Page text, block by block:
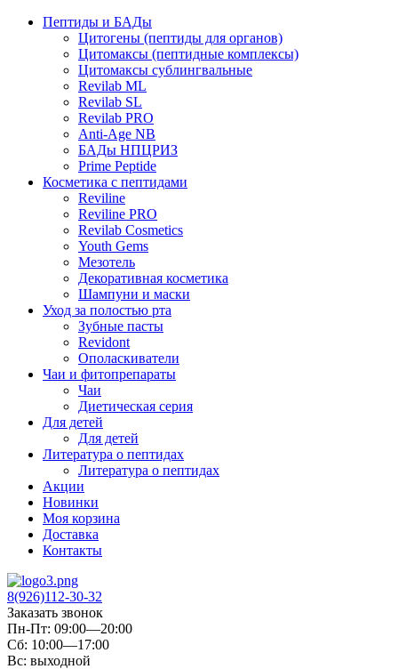
Пептиды и БАДы
Цитогены (пептиды для органов)
Цитомаксы (пептидные комплексы)
Цитомаксы сублингвальные
Revilab ML
Revilab SL
Revilab PRO
Anti-Age NB
БАДы НПЦРИЗ
Prime Peptide
Косметика с пептидами
Reviline
Reviline PRO
Revilab Cosmetics
Youth Gems
Мезотель
Декоративная косметика
Шампуни и маски
Уход за полостью рта
Зубные пасты
Revidont
Ополаскиватели
Чаи и фитопрепараты
Чаи
Диетическая серия
Для детей
Для детей
Литература о пептидах
Литература о пептидах
Акции
Новинки
Моя корзина
Доставка
Контакты
8(926)112-30-32
Заказать звонок
Пн-Пт: 09:00—20:00
Сб: 10:00—17:00
Вс: выходной